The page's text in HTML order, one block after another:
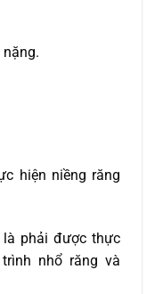
nặng.
hiện niềng răng
phải được thực
nhổ răng và